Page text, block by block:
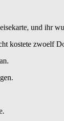
und ihr
kostete zwoelf